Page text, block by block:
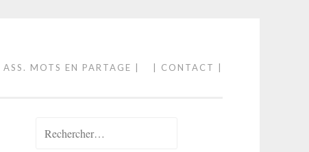
| ASS. MOTS EN PARTAGE | | CONTACT |